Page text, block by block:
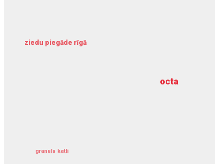
octa
ziedu piegāde rīgā
granulu katli
dziļurbums